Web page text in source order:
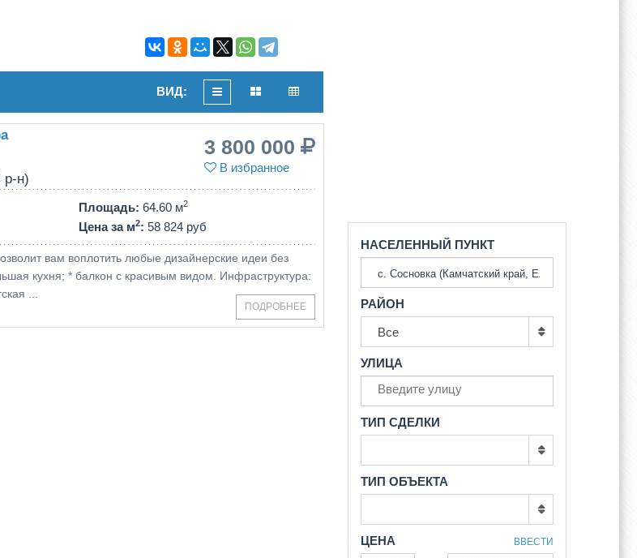
ВИД:
р-н)
3 800 000
В избранное
Площадь: 64.60 м2
Цена за м2: 58 824 руб
вам воплотить любые дизайнерские идеи без
кухня; * балкон с красивым видом. Инфраструктура:
...
ПОДРОБНЕЕ
НАСЕЛЕННЫЙ ПУНКТ
РАЙОН
Все
УЛИЦА
ТИП СДЕЛКИ
ТИП ОБЪЕКТА
ВВЕСТИ
ЦЕНА